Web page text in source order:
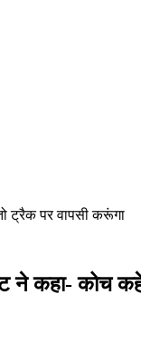
ट्रैक पर वापसी करूंगा
ने कहा- कोच